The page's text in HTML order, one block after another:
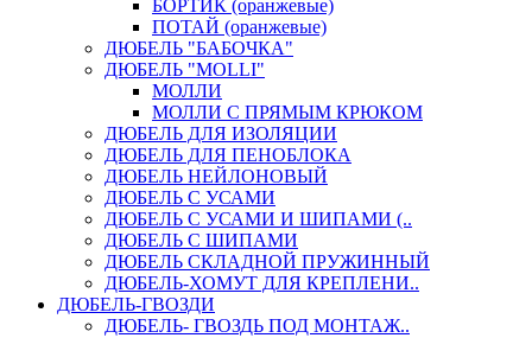
БОРТИК (оранжевые)
ПОТАЙ (оранжевые)
ДЮБЕЛЬ "БАБОЧКА"
ДЮБЕЛЬ "МOLLI"
МОЛЛИ
МОЛЛИ С ПРЯМЫМ КРЮКОМ
ДЮБЕЛЬ ДЛЯ ИЗОЛЯЦИИ
ДЮБЕЛЬ ДЛЯ ПЕНОБЛОКА
ДЮБЕЛЬ НЕЙЛОНОВЫЙ
ДЮБЕЛЬ С УСАМИ
ДЮБЕЛЬ С УСАМИ И ШИПАМИ (..
ДЮБЕЛЬ С ШИПАМИ
ДЮБЕЛЬ СКЛАДНОЙ ПРУЖИННЫЙ
ДЮБЕЛЬ-ХОМУТ ДЛЯ КРЕПЛЕНИ..
ДЮБЕЛЬ-ГВОЗДИ
ДЮБЕЛЬ- ГВОЗДЬ ПОД МОНТАЖ..